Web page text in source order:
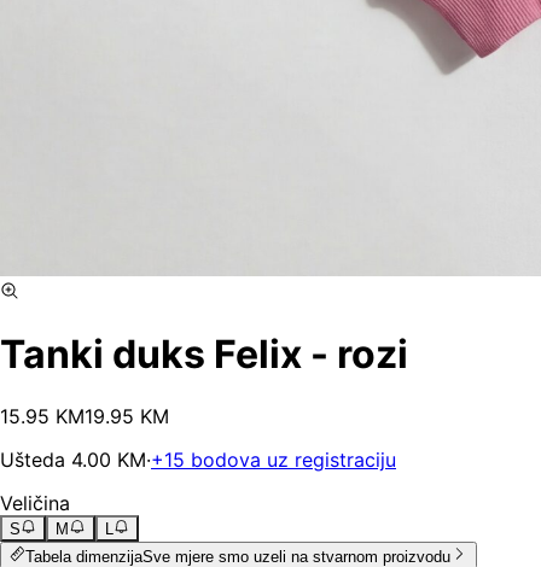
Tanki duks Felix - rozi
15.95 KM19.95 KM
Ušteda 4.00 KM·+15 bodova uz registraciju
Veličina
S M
L
Tabela dimenzijaSve mjere smo uzeli na stvarnom proizvodu